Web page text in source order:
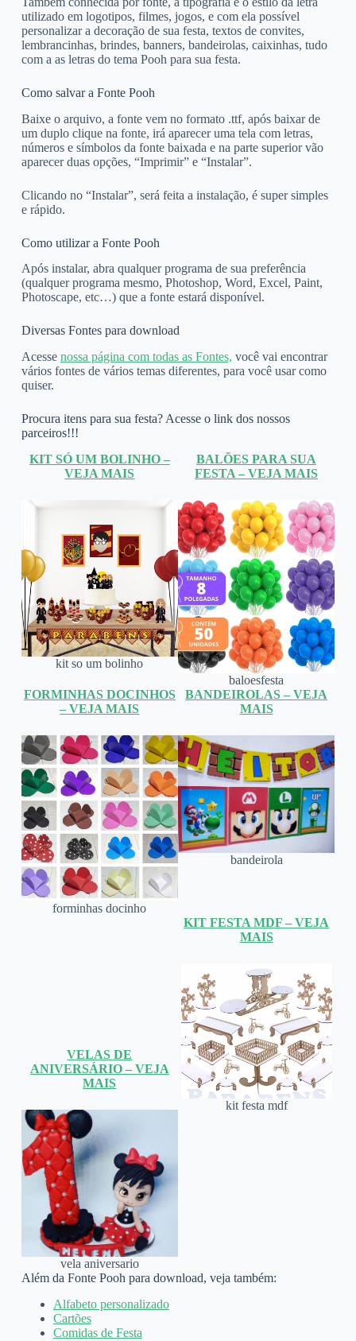
utilizado em logotipos, filmes, jogos, e com ela possível
personalizar a decoração de sua festa, textos de convites,
lembrancinhas, brindes, banners, bandeirolas, caixinhas, tudo
com a as letras do tema Pooh para sua festa.
Como salvar a Fonte Pooh
Baixe o arquivo, a fonte vem no formato .ttf, após baixar de
um duplo clique na fonte, irá aparecer uma tela com letras,
números e símbolos da fonte baixada e na parte superior vão
aparecer duas opções, “Imprimir” e “Instalar”.
Clicando no “Instalar”, será feita a instalação, é super simples
e rápido.
Como utilizar a Fonte Pooh
Após instalar, abra qualquer programa de sua preferência
(qualquer programa mesmo, Photoshop, Word, Excel, Paint,
Photoscape, etc…) que a fonte estará disponível.
Diversas Fontes para download
Acesse nossa página com todas as Fontes, você vai encontrar
vários fontes de vários temas diferentes, para você usar como
quiser.
Procura itens para sua festa? Acesse o link dos nossos
parceiros!!!
KIT SÓ UM BOLINHO –
VEJA MAIS
kit so um bolinho
BALÕES PARA SUA
FESTA – VEJA MAIS
baloesfesta
FORMINHAS DOCINHOS
– VEJA MAIS
forminhas docinho
BANDEIROLAS – VEJA
MAIS
bandeirola
VELAS DE
ANIVERSÁRIO – VEJA
MAIS
vela aniversario
KIT FESTA MDF – VEJA
MAIS
kit festa mdf
Além da Fonte Pooh para download, veja também:
Alfabeto personalizado
Cartões
Comidas de Festa